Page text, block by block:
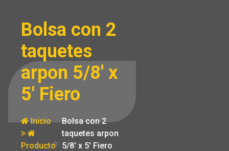
Bolsa con 2
taquetes
arpon 5/8′ x
5′ Fiero
Inicio
Producto
Bolsa con 2
taquetes arpon
5/8′ x 5′ Fiero